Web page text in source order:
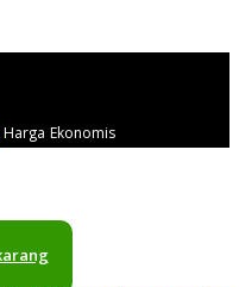
Harga Ekonomis